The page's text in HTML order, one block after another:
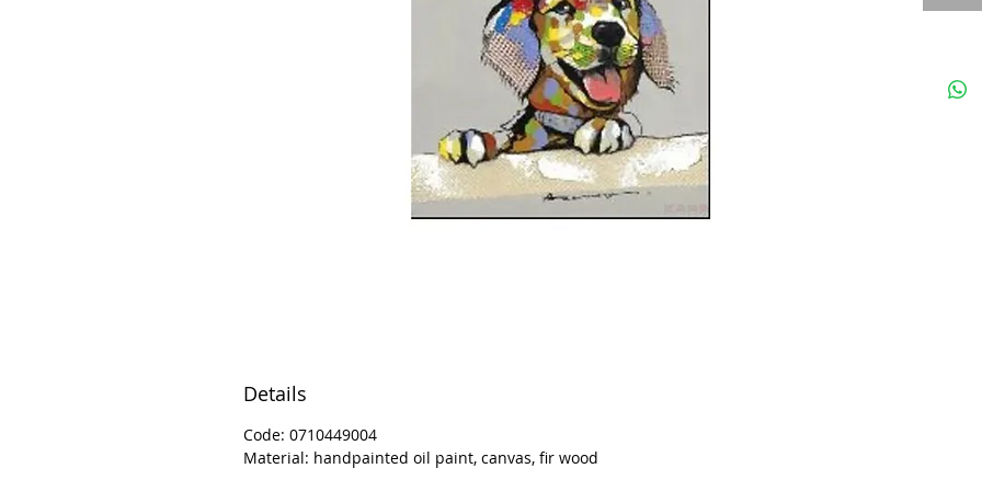
Details
Code: 0710449004
Material: handpainted oil paint, canvas, fir wood